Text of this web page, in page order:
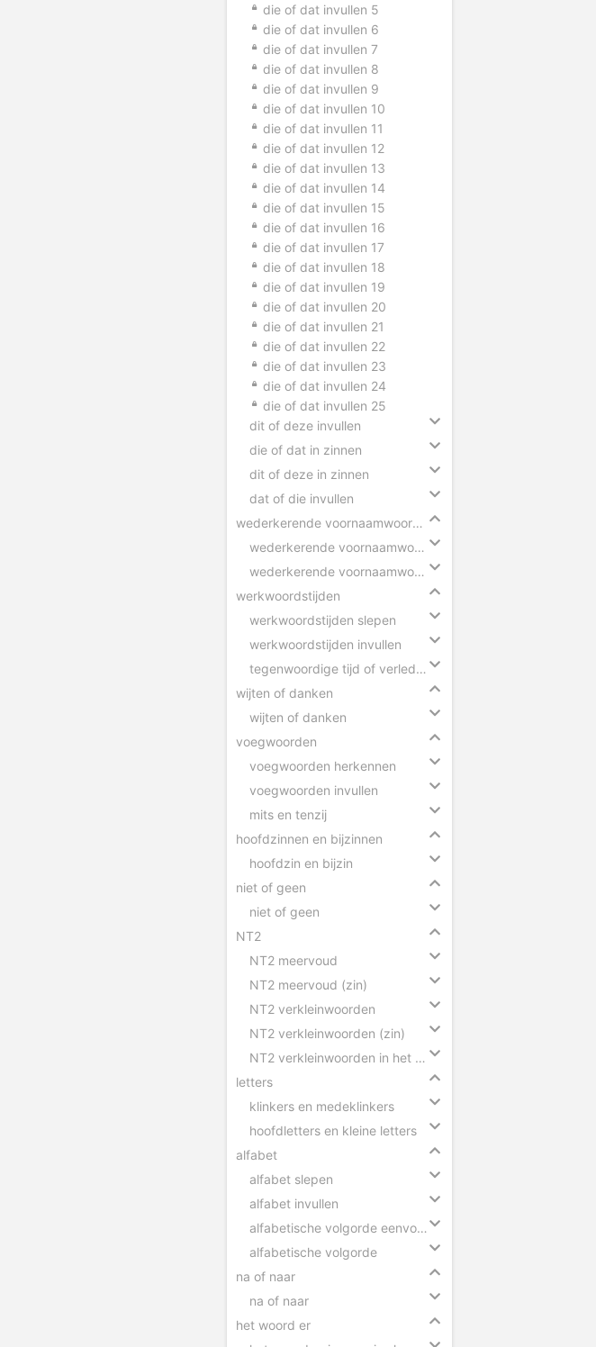
die of dat invullen 5
die of dat invullen 6
die of dat invullen 7
die of dat invullen 8
die of dat invullen 9
die of dat invullen 10
die of dat invullen 11
die of dat invullen 12
die of dat invullen 13
die of dat invullen 14
die of dat invullen 15
die of dat invullen 16
die of dat invullen 17
die of dat invullen 18
die of dat invullen 19
die of dat invullen 20
die of dat invullen 21
die of dat invullen 22
die of dat invullen 23
die of dat invullen 24
die of dat invullen 25
dit of deze invullen
die of dat in zinnen
dit of deze in zinnen
dat of die invullen
wederkerende voornaamwoorden invullen
wederkerende voornaamwoorden
wederkerende voornaamwoorden in zinnen
werkwoordstijden
werkwoordstijden slepen
werkwoordstijden invullen
tegenwoordige tijd of verleden tijd
wijten of danken
wijten of danken
voegwoorden
voegwoorden herkennen
voegwoorden invullen
mits en tenzij
hoofdzinnen en bijzinnen
hoofdzin en bijzin
niet of geen
niet of geen
NT2
NT2 meervoud
NT2 meervoud (zin)
NT2 verkleinwoorden
NT2 verkleinwoorden (zin)
NT2 verkleinwoorden in het meervoud
letters
klinkers en medeklinkers
hoofdletters en kleine letters
alfabet
alfabet slepen
alfabet invullen
alfabetische volgorde eenvoudig
alfabetische volgorde
na of naar
na of naar
het woord er